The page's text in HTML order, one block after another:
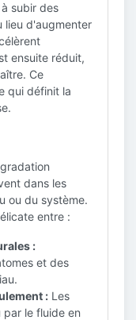
subir des
lieu d'augmenter
ensuite réduit,
Ce
qui définit la
dans les
ou du système.
entre :
:
et des
: Les
par le fluide en